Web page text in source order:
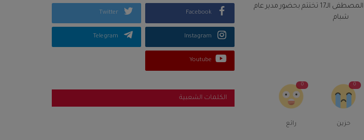
فعاليات نصرة الحبيب المصطفى الـ17 تختتم بحضور مدير عام
شبام
0
حزين
0
رائع
Facebook
Twitter
Instagram
Telegram
Youtube
الكلمات الشعبية